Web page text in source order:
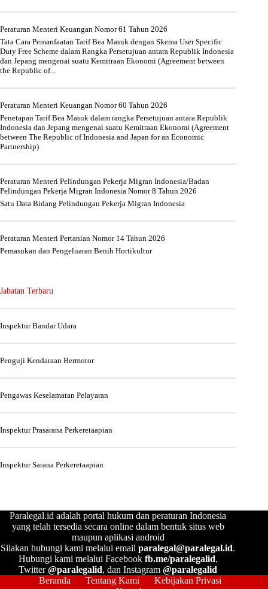
Peraturan Menteri Keuangan Nomor 61 Tahun 2026
Tata Cara Pemanfaatan Tarif Bea Masuk dengan Skema User Specific
Duty Free Scheme dalam Rangka Persetujuan antara Republik Indonesia
dan Jepang mengenai suatu Kemitraan Ekonomi (Agreement between
the Republic of...
Peraturan Menteri Keuangan Nomor 60 Tahun 2026
Penetapan Tarif Bea Masuk dalam rangka Persetujuan antara Republik
Indonesia dan Jepang mengenai suatu Kemitraan Ekonomi (Agreement
between The Republic of Indonesia and Japan for an Economic
Partnership)
Peraturan Menteri Pelindungan Pekerja Migran Indonesia/Badan
Pelindungan Pekerja Migran Indonesia Nomor 8 Tahun 2026
Satu Data Bidang Pelindungan Pekerja Migran Indonesia
Peraturan Menteri Pertanian Nomor 14 Tahun 2026
Pemasukan dan Pengeluaran Benih Hortikultur
Jabatan Terbaru
Inspektur Bandar Udara
Penguji Kendaraan Bermotor
Pengawas Keselamatan Pelayaran
Inspektur Prasarana Perkeretaapian
Inspektur Sarana Perkeretaapian
Paralegal.id adalah portal hukum dan peraturan Indonesia
yang telah tersedia secara online dalam bentuk situs web
maupun aplikasi android
Silakan hubungi kami melalui emailparalegal@paralegal.id.
Hubungi kami melalui Facebook fb.me/paralegalid,
Twitter@paralegalid, dan Instagram@paralegalid
Beranda
Tentang Kami
Kebijakan Privasi